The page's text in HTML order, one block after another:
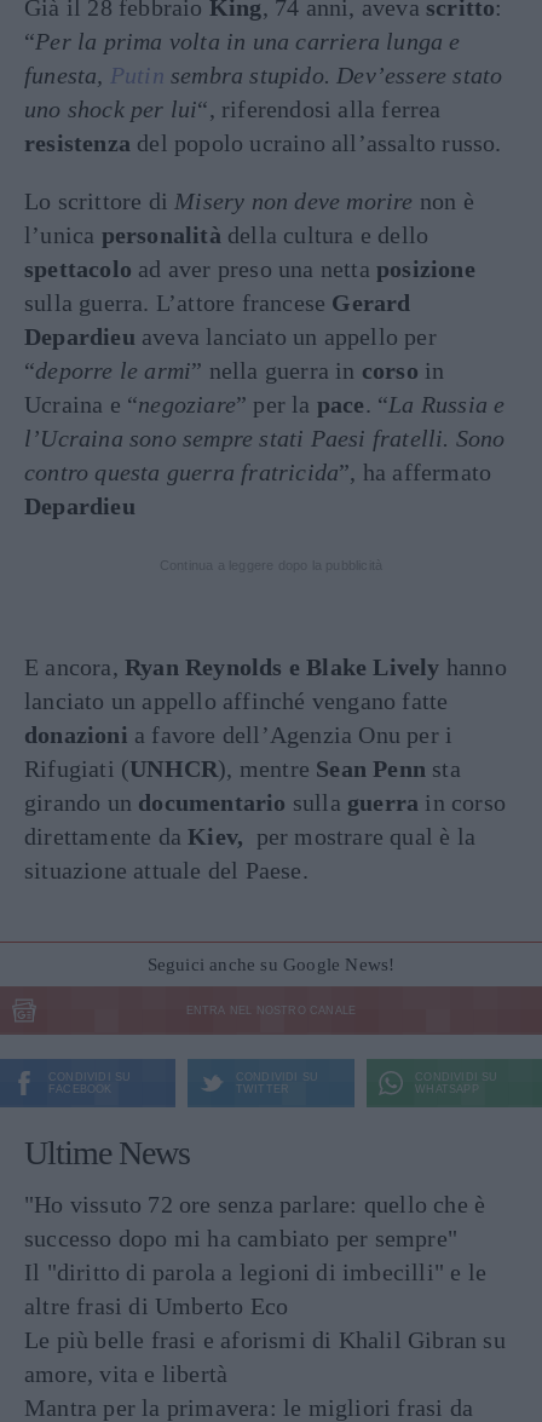
Già il 28 febbraio King, 74 anni, aveva scritto:
“Per la prima volta in una carriera lunga e
funesta, Putin sembra stupido. Dev’essere stato
uno shock per lui“, riferendosi alla ferrea
resistenza del popolo ucraino all’assalto russo.
Lo scrittore di Misery non deve morire non è
l’unica personalità della cultura e dello
spettacolo ad aver preso una netta posizione
sulla guerra. L’attore francese Gerard
Depardieu aveva lanciato un appello per
“deporre le armi” nella guerra in corso in
Ucraina e “negoziare” per la pace. “La Russia e
l’Ucraina sono sempre stati Paesi fratelli. Sono
contro questa guerra fratricida”, ha affermato
Depardieu
E ancora, Ryan Reynolds e Blake Lively hanno
lanciato un appello affinché vengano fatte
donazioni a favore dell’Agenzia Onu per i
Rifugiati (UNHCR), mentre Sean Penn sta
girando un documentario sulla guerra in corso
direttamente daKiev, per mostrare qual è la
situazione attuale del Paese.
Seguici anche su Google News!
ENTRA NEL NOSTRO CANALE
CONDIVIDI SU
FACEBOOK
CONDIVIDI SU
TWITTER
CONDIVIDI SU
WHATSAPP
Ultime News
"Ho vissuto 72 ore senza parlare: quello che è
successo dopo mi ha cambiato per sempre"
Il "diritto di parola a legioni di imbecilli" e le
altre frasi di Umberto Eco
Le più belle frasi e aforismi di Khalil Gibran su
amore, vita e libertà
Mantra per la primavera: le migliori frasi da